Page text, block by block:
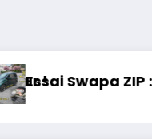
fun !
Essai Toyota